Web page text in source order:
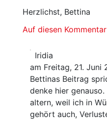
Herzlichst, Bettina
Auf diesen
Iridia
am Freitag, 21. Juni
Bettinas Beitrag
denke hier
altern, weil ich in
gehört auch,